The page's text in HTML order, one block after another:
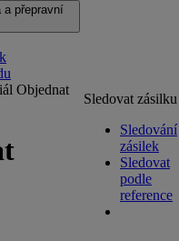
a přepravní
Objednat
Sledovat zásilku
Sledování
zásilek
Sledovat
podle
reference